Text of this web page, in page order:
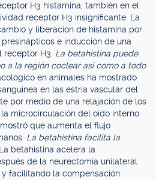
H3 histamina, también en el
receptor H3 insignificante. La
y liberación de histamina por
e inducción de una
H3. La betahistina puede
a la región coclear así como a todo
en animales ha mostrado
en las estría vascular del
por medio de una relajación de los
microcirculación del oído interno.
que aumenta el flujo
La betahistina facilita la
La betahistina acelera la
de la neurectomía unilateral
facilitando la compensación